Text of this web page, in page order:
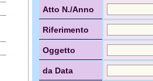
Atto N./Anno
Riferimento
Oggetto
da Data